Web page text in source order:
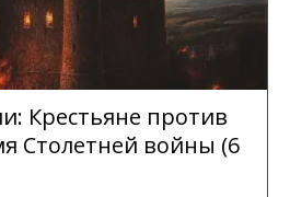
Крестьяне против
Столетней войны (6